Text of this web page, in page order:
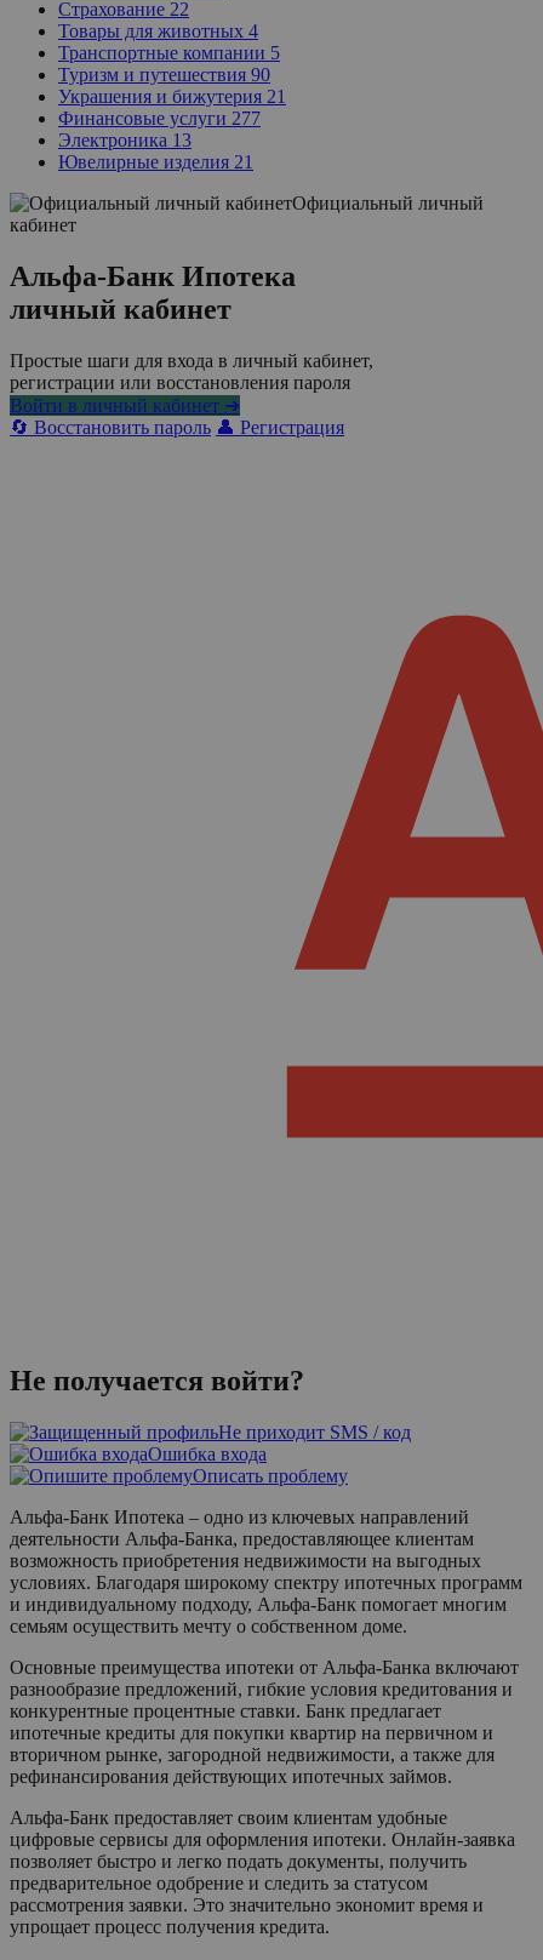
Страхование 22
Товары для животных 4
Транспортные компании 5
Туризм и путешествия 90
Украшения и бижутерия 21
Финансовые услуги 277
Электроника 13
Ювелирные изделия 21
Официальный личный
кабинет
Альфа-Банк Ипотека
личный кабинет
Простые шаги для входа в личный кабинет,
регистрации или восстановления пароля
Войти в личный кабинет ➜
🔄 Восстановить пароль 👤 Регистрация
Не получается войти?
Не приходит SMS / код
Ошибка входа
Описать проблему
Альфа-Банк Ипотека – одно из ключевых направлений
деятельности Альфа-Банка, предоставляющее клиентам
возможность приобретения недвижимости на выгодных
условиях. Благодаря широкому спектру ипотечных программ
и индивидуальному подходу, Альфа-Банк помогает многим
семьям осуществить мечту о собственном доме.
Основные преимущества ипотеки от Альфа-Банка включают
разнообразие предложений, гибкие условия кредитования и
конкурентные процентные ставки. Банк предлагает
ипотечные кредиты для покупки квартир на первичном и
вторичном рынке, загородной недвижимости, а также для
рефинансирования действующих ипотечных займов.
Альфа-Банк предоставляет своим клиентам удобные
цифровые сервисы для оформления ипотеки. Онлайн-заявка
позволяет быстро и легко подать документы, получить
предварительное одобрение и следить за статусом
рассмотрения заявки. Это значительно экономит время и
упрощает процесс получения кредита.